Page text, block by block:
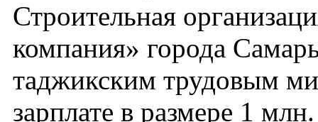
Строительная
компания» города
таджикским трудовым
зарплате в размере 1